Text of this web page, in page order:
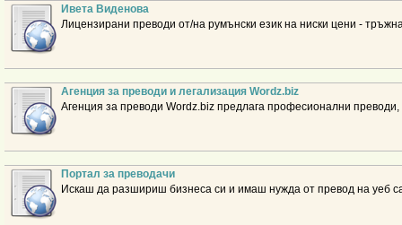
Ивета Виденова
Лицензирани преводи от/на румънски език на ниски цени -
Агенция за преводи и легализация Wordz.biz
Агенция за преводи Wordz.biz предлага професионални преводи,
Портал за преводачи
Искаш да разшириш бизнеса си и имаш нужда от превод на уеб